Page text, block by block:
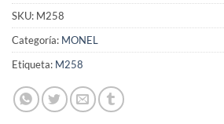
SKU: M258
Categoría: MONEL
Etiqueta: M258